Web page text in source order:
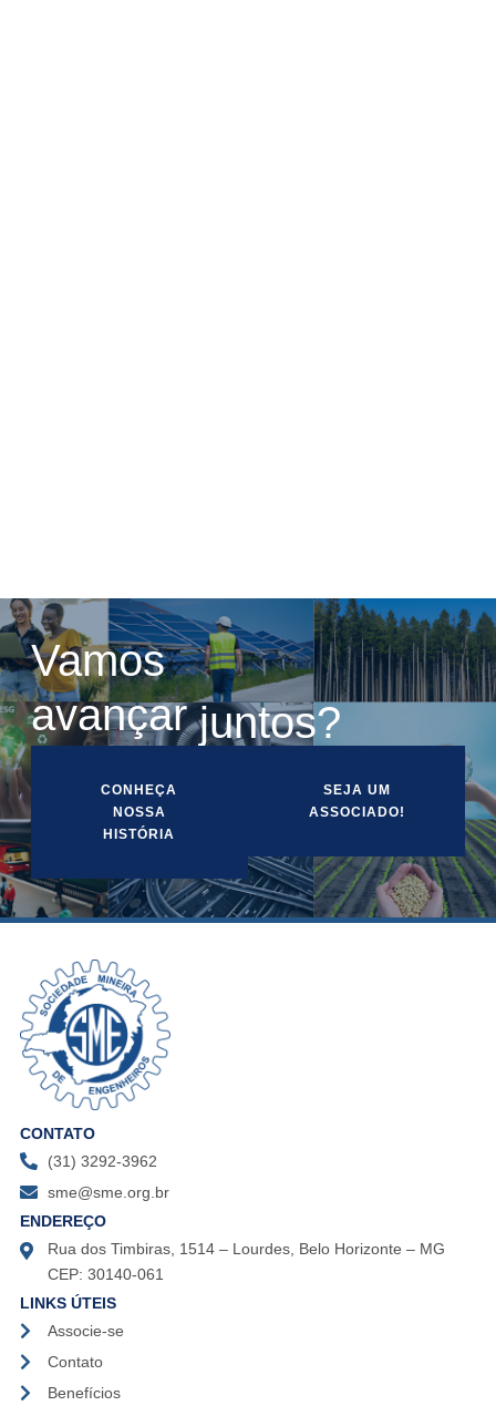
Vamos
avançar juntos?
CONHEÇA
NOSSA
HISTÓRIA
SEJA UM
ASSOCIADO!
CONTATO
(31) 3292-3962
sme@sme.org.br
ENDEREÇO
Rua dos Timbiras, 1514 – Lourdes, Belo Horizonte – MG
CEP: 30140-061
LINKS ÚTEIS
Associe-se
Contato
Benefícios